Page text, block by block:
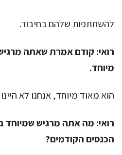
להשתתפות שלהם בחיבור.
רואי: קודם אמרת שאתה
מיוחד.
הוא מאוד מיוחד, אנחנו לא
רואי: מה אתה מרגיש שמיוחד
הכנסים הקודמים?